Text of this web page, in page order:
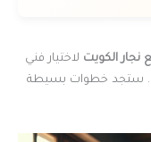
نجار الكويت لاختيار فني
. ستجد خطوات بسيطة